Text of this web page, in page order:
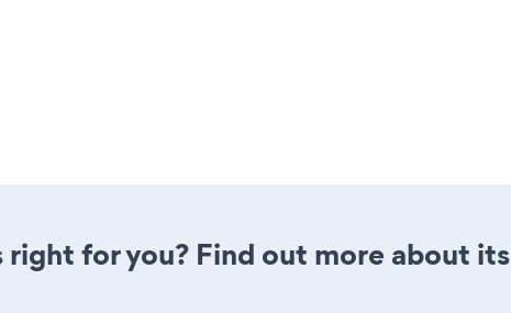
for you? Find out more about its